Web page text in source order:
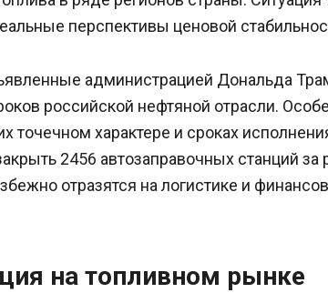
перспективы ценовой
администрацией Дональда
российской нефтяной отрасли.
точечном характере и сроках
2456 автозаправочных станций
отразятся на логистике и
на топливном рынке